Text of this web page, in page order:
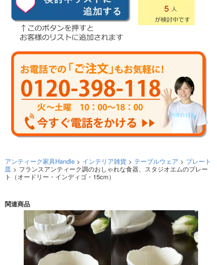
5
アンティーク家具Handle > インテリア雑貨 > テーブルウェア > プレート
皿 > フランスアンティーク調のおしゃれな食器、スタジオエムのプレー
ト（オードリー・インディゴ・15cm）
関連商品